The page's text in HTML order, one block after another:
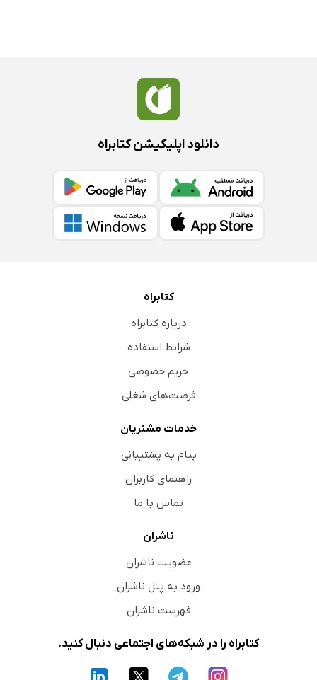
دانلود اپلیکیشن کتابراه
کتابراه
درباره کتابراه
شرایط استفاده
حریم خصوصی
فرصت‌های شغلی
خدمات مشتریان
پیام به پشتیبانی
راهنمای کاربران
تماس با ما
ناشران
عضویت ناشران
ورود به پنل ناشران
فهرست ناشران
کتابراه را در شبکه‌های اجتماعی دنبال کنید.